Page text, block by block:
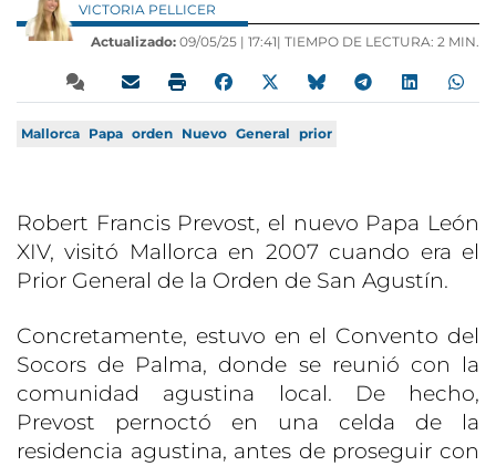
VICTORIA PELLICER
Actualizado: 09/05/25 | 17:41| TIEMPO DE LECTURA: 2 MIN.
Mallorca Papa orden Nuevo General prior
Robert Francis Prevost, el nuevo Papa León
XIV, visitó Mallorca en 2007 cuando era el
Prior General de la Orden de San Agustín.
Concretamente, estuvo en el Convento del
Socors de Palma, donde se reunió con la
comunidad agustina local. De hecho,
Prevost pernoctó en una celda de la
residencia agustina, antes de proseguir con